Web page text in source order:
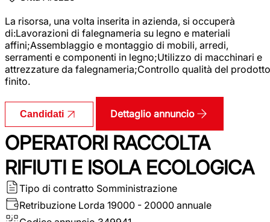
La risorsa, una volta inserita in azienda, si occuperà
di:Lavorazioni di falegnameria su legno e materiali
affini;Assemblaggio e montaggio di mobili, arredi,
serramenti e componenti in legno;Utilizzo di macchinari e
attrezzature da falegnameria;Controllo qualità del prodotto
finito.
Candidati Dettaglio annuncio
OPERATORI RACCOLTA
RIFIUTI E ISOLA ECOLOGICA
Tipo di contratto Somministrazione
Retribuzione Lorda 19000 - 20000 annuale